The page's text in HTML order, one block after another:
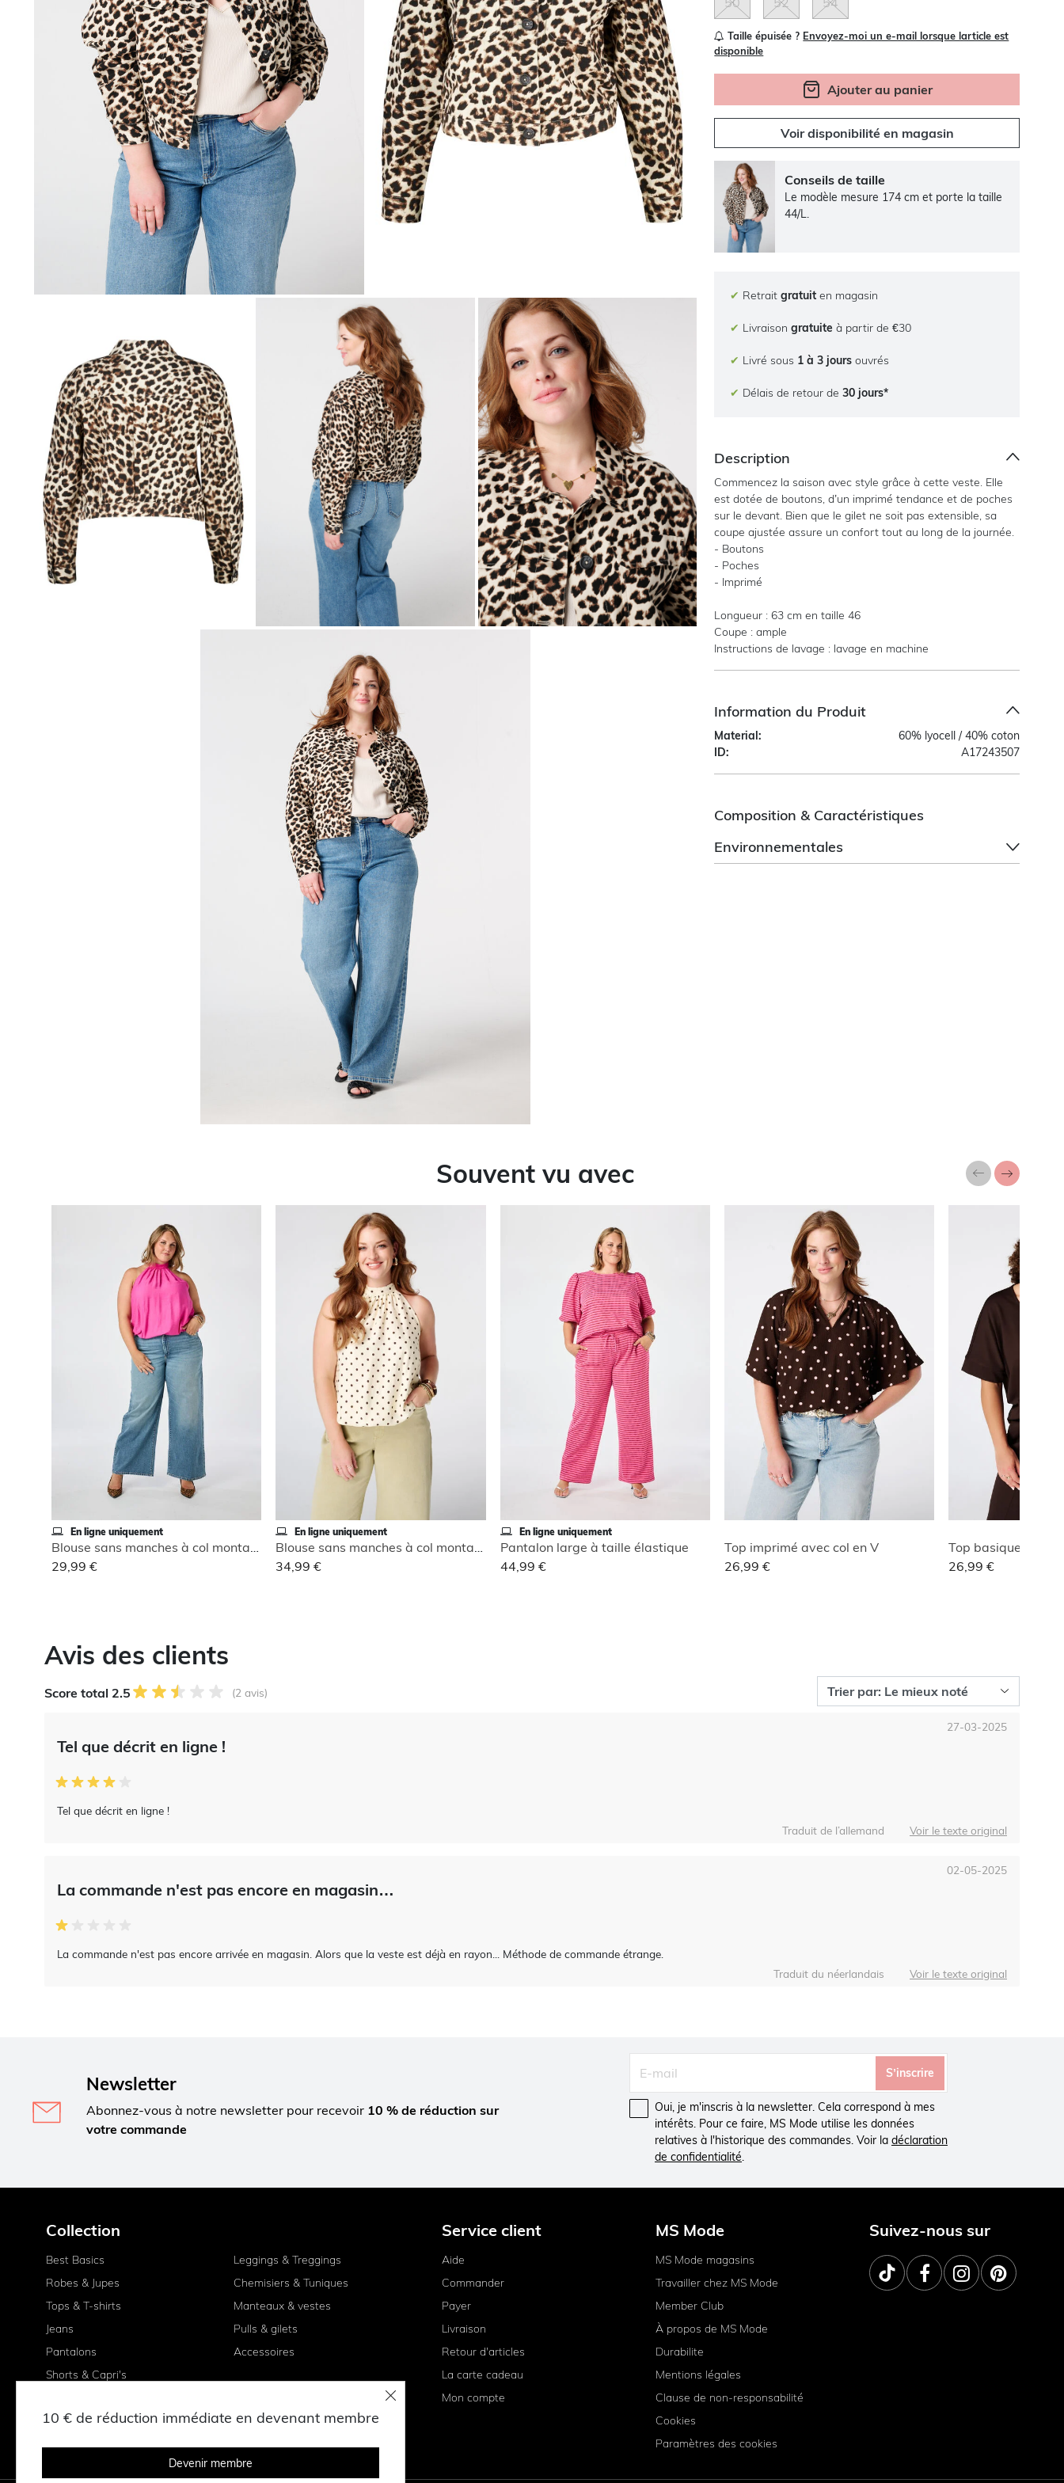
Taille épuisée ? Envoyez-moi un e-mail lorsque larticle est
disponible
Ajouter au panier
Voir disponibilité en magasin
Conseils de taille
Le modèle mesure 174 cm et porte la taille
44/L.
✔ Retraitgratuit en magasin
✔ Livraisongratuite à partir de €30
✔ Livré sous 1 à 3 jours ouvrés
✔ Délais de retour de30 jours*
Description
Commencez la saison avec style grâce à cette veste. Elle
est dotée de boutons, d’un imprimé tendance et de poches
sur le devant. Bien que le gilet ne soit pas extensible, sa
coupe ajustée assure un confort tout au long de la journée.
- Boutons
- Poches
- Imprimé
Longueur : 63 cm en taille 46
Coupe : ample
Instructions de lavage : lavage en machine
Information du Produit
Material:
60% lyocell / 40% coton
ID:
A17243507
Composition & Caractéristiques
Environnementales
Souvent vu avec
En ligne uniquement
Blouse sans manches à col montant
29,99 €
En ligne uniquement
Blouse sans manches à col montant
34,99 €
En ligne uniquement
Pantalon large à taille élastique
44,99 €
Top imprimé avec col en V
26,99 €
Top basique à
26,99 €
Avis des clients
Score total 2.5 (2 avis)
Tel que décrit en ligne !
Tel que décrit en ligne !
27-03-2025
Traduit de l’allemand Voir le texte original
La commande n'est pas encore en magasin…
La commande n'est pas encore arrivée en magasin. Alors que la veste est déjà en rayon... Méthode de commande étrange.
02-05-2025
Traduit du néerlandais Voir le texte original
Newsletter
Abonnez-vous à notre newsletter pour recevoir 10 % de réduction sur
votre commande
S’inscrire
Oui, je m'inscris à la newsletter. Cela correspond à mes
intérêts. Pour ce faire, MS Mode utilise les données
relatives à l'historique des commandes. Voir la déclaration
de confidentialité.
Collection
Best Basics
Robes & Jupes
Tops & T-shirts
Jeans
Pantalons
Shorts & Capri's
Leggings & Treggings
Chemisiers & Tuniques
Manteaux & vestes
Pulls & gilets
Accessoires
Service client
Aide
Commander
Payer
Livraison
Retour d'articles
La carte cadeau
Mon compte
MS Mode
MS Mode magasins
Travailler chez MS Mode
Member Club
À propos de MS Mode
Durabilite
Mentions légales
Clause de non-responsabilité
Cookies
Paramètres des cookies
Suivez-nous sur
10 € de réduction immédiate en devenant membre
Devenir membre